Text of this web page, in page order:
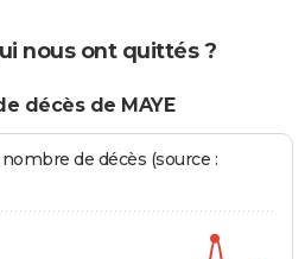
nous ont quittés ?
décès de MAYE
de décès (source :